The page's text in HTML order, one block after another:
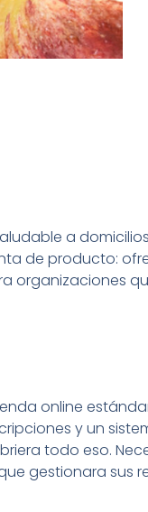
a
de producto:
organizaciones
online
y un
todo eso.
gestionara sus